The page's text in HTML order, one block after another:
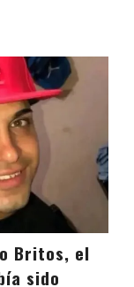
Britos, el
sido